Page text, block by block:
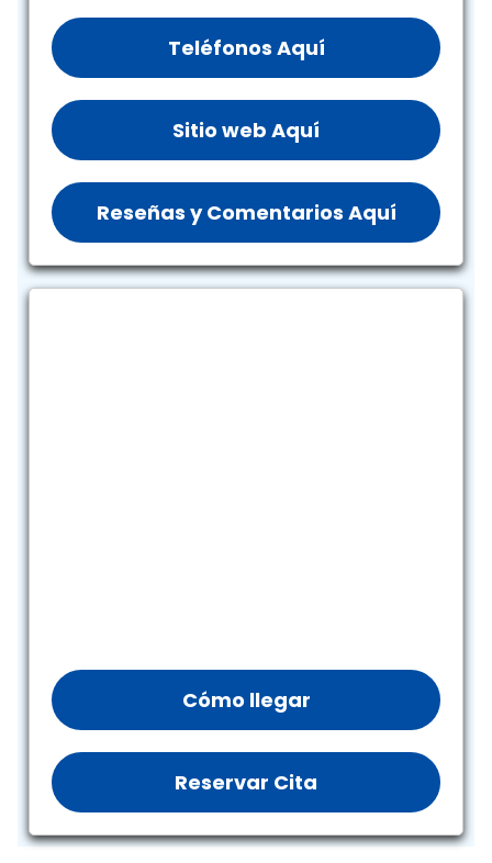
Teléfonos Aquí
Sitio web Aquí
Reseñas y Comentarios Aquí
Cómo llegar
Reservar Cita